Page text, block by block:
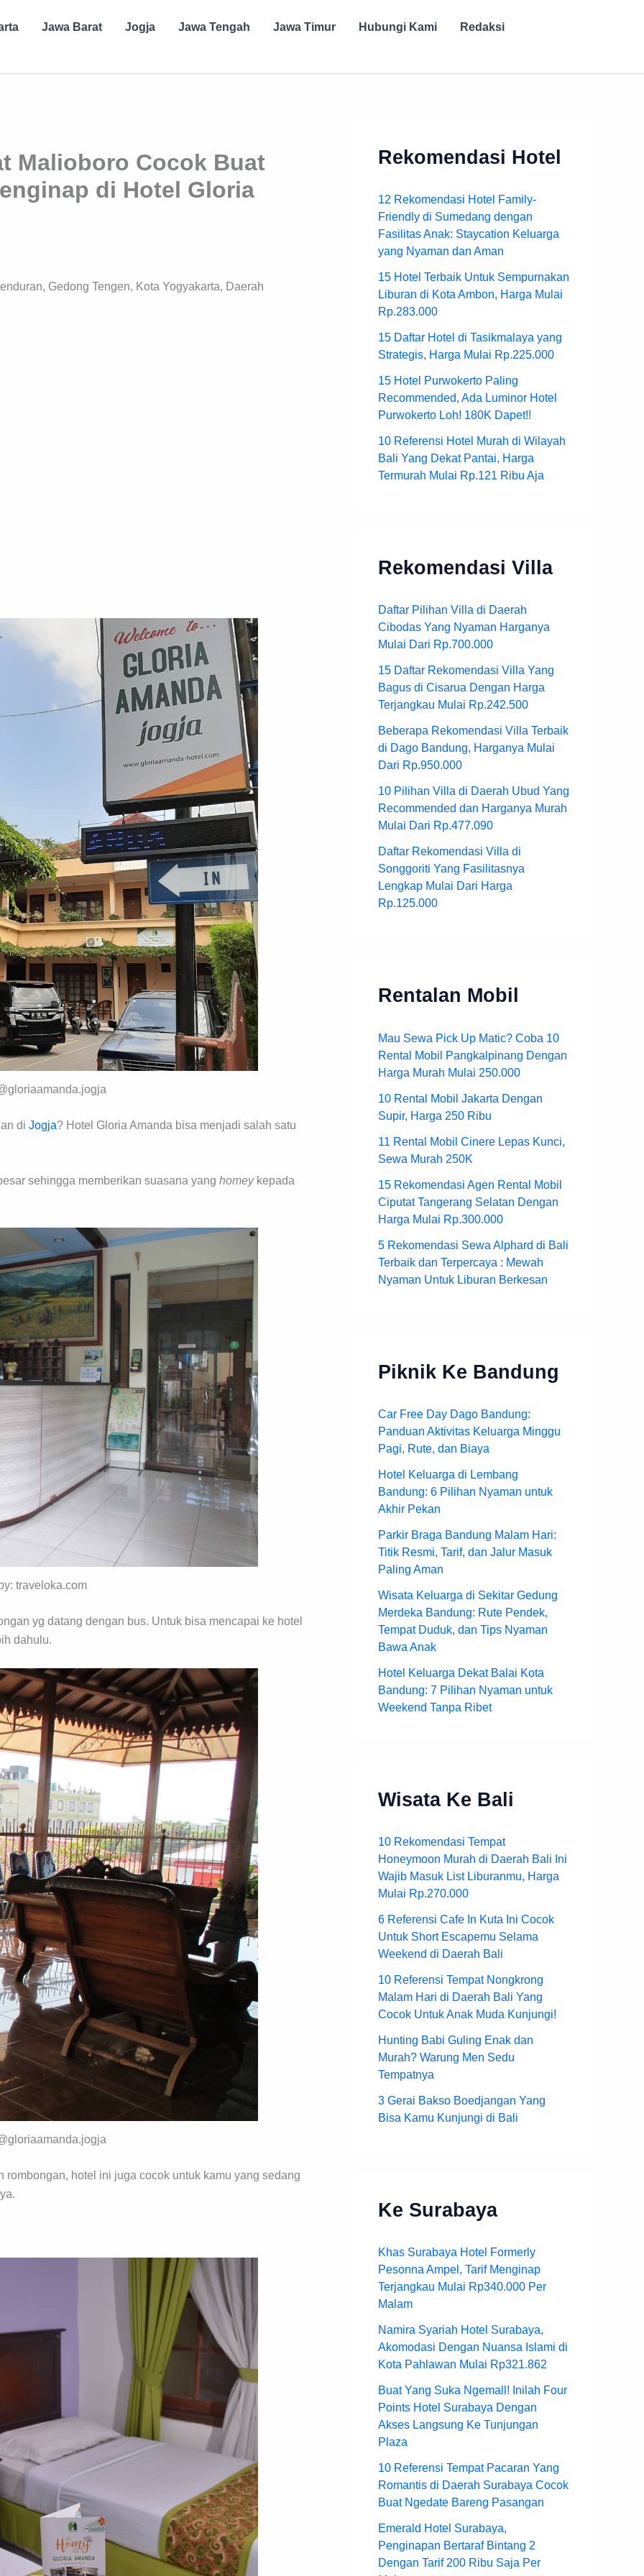
Jawa Barat Jogja Jawa Tengah Jawa Timur Hubungi Kami Redaksi
Malioboro Cocok Buat
di Hotel Gloria
Gedong Tengen, Kota Yogyakarta, Daerah
di Jogja? Hotel Gloria Amanda bisa menjadi salah satu
sehingga memberikan suasana yang homeykepada
traveloka.com
yg datang dengan bus. Untuk bisa mencapai ke hotel
dahulu.
hotel ini juga cocok untuk kamu yang sedang
Rekomendasi Hotel
12 Rekomendasi Hotel Family-
Friendly di Sumedang dengan
Fasilitas Anak: Staycation Keluarga
yang Nyaman dan Aman
15 Hotel Terbaik Untuk Sempurnakan
Liburan di Kota Ambon, Harga Mulai
Rp.283.000
15 Daftar Hotel di Tasikmalaya yang
Strategis, Harga Mulai Rp.225.000
15 Hotel Purwokerto Paling
Recommended, Ada Luminor Hotel
Purwokerto Loh! 180K Dapet!!
10 Referensi Hotel Murah di Wilayah
Bali Yang Dekat Pantai, Harga
Termurah Mulai Rp.121 Ribu Aja
Rekomendasi Villa
Daftar Pilihan Villa di Daerah
Cibodas Yang Nyaman Harganya
Mulai Dari Rp.700.000
15 Daftar Rekomendasi Villa Yang
Bagus di Cisarua Dengan Harga
Terjangkau Mulai Rp.242.500
Beberapa Rekomendasi Villa Terbaik
di Dago Bandung, Harganya Mulai
Dari Rp.950.000
10 Pilihan Villa di Daerah Ubud Yang
Recommended dan Harganya Murah
Mulai Dari Rp.477.090
Daftar Rekomendasi Villa di
Songgoriti Yang Fasilitasnya
Lengkap Mulai Dari Harga
Rp.125.000
Rentalan Mobil
Mau Sewa Pick Up Matic? Coba 10
Rental Mobil Pangkalpinang Dengan
Harga Murah Mulai 250.000
10 Rental Mobil Jakarta Dengan
Supir, Harga 250 Ribu
11 Rental Mobil Cinere Lepas Kunci,
Sewa Murah 250K
15 Rekomendasi Agen Rental Mobil
Ciputat Tangerang Selatan Dengan
Harga Mulai Rp.300.000
5 Rekomendasi Sewa Alphard di Bali
Terbaik dan Terpercaya : Mewah
Nyaman Untuk Liburan Berkesan
Piknik Ke Bandung
Car Free Day Dago Bandung:
Panduan Aktivitas Keluarga Minggu
Pagi, Rute, dan Biaya
Hotel Keluarga di Lembang
Bandung: 6 Pilihan Nyaman untuk
Akhir Pekan
Parkir Braga Bandung Malam Hari:
Titik Resmi, Tarif, dan Jalur Masuk
Paling Aman
Wisata Keluarga di Sekitar Gedung
Merdeka Bandung: Rute Pendek,
Tempat Duduk, dan Tips Nyaman
Bawa Anak
Hotel Keluarga Dekat Balai Kota
Bandung: 7 Pilihan Nyaman untuk
Weekend Tanpa Ribet
Wisata Ke Bali
10 Rekomendasi Tempat
Honeymoon Murah di Daerah Bali Ini
Wajib Masuk List Liburanmu, Harga
Mulai Rp.270.000
6 Referensi Cafe In Kuta Ini Cocok
Untuk Short Escapemu Selama
Weekend di Daerah Bali
10 Referensi Tempat Nongkrong
Malam Hari di Daerah Bali Yang
Cocok Untuk Anak Muda Kunjungi!
Hunting Babi Guling Enak dan
Murah? Warung Men Sedu
Tempatnya
3 Gerai Bakso Boedjangan Yang
Bisa Kamu Kunjungi di Bali
Ke Surabaya
Khas Surabaya Hotel Formerly
Pesonna Ampel, Tarif Menginap
Terjangkau Mulai Rp340.000 Per
Malam
Namira Syariah Hotel Surabaya,
Akomodasi Dengan Nuansa Islami di
Kota Pahlawan Mulai Rp321.862
Buat Yang Suka Ngemall! Inilah Four
Points Hotel Surabaya Dengan
Akses Langsung Ke Tunjungan
Plaza
10 Referensi Tempat Pacaran Yang
Romantis di Daerah Surabaya Cocok
Buat Ngedate Bareng Pasangan
Emerald Hotel Surabaya,
Penginapan Bertaraf Bintang 2
Dengan Tarif 200 Ribu Saja Per